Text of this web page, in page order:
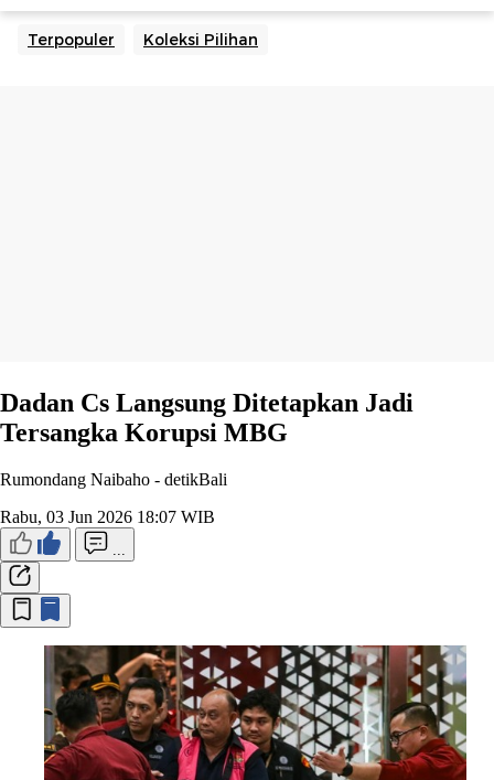
Terpopuler Koleksi Pilihan
Dadan Cs Langsung Ditetapkan Jadi
Tersangka Korupsi MBG
Rumondang Naibaho - detikBali
Rabu, 03 Jun 2026 18:07 WIB